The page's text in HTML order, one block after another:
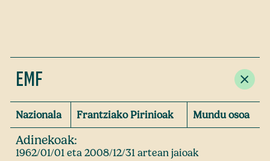
EMF
Nazionala Frantziako Pirinioak Mundu osoa
Adinekoak:
1962/01/01 eta 2008/12/31 artean jaioak